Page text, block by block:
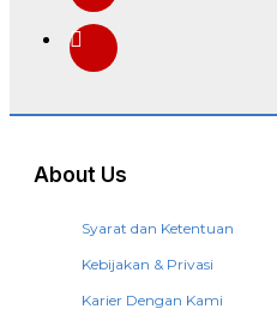
About Us
Syarat dan Ketentuan
Kebijakan & Privasi
Karier Dengan Kami